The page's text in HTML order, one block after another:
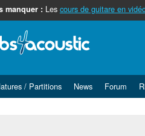
manquer : Les cours de guitare en
/ Partitions News Forum